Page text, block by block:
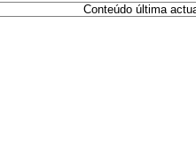
Conteúdo última